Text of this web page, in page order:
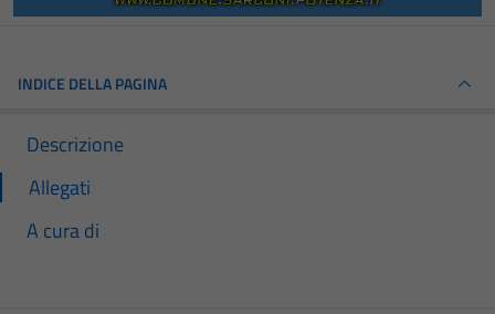
INDICE DELLA PAGINA
Descrizione
Allegati
A cura di